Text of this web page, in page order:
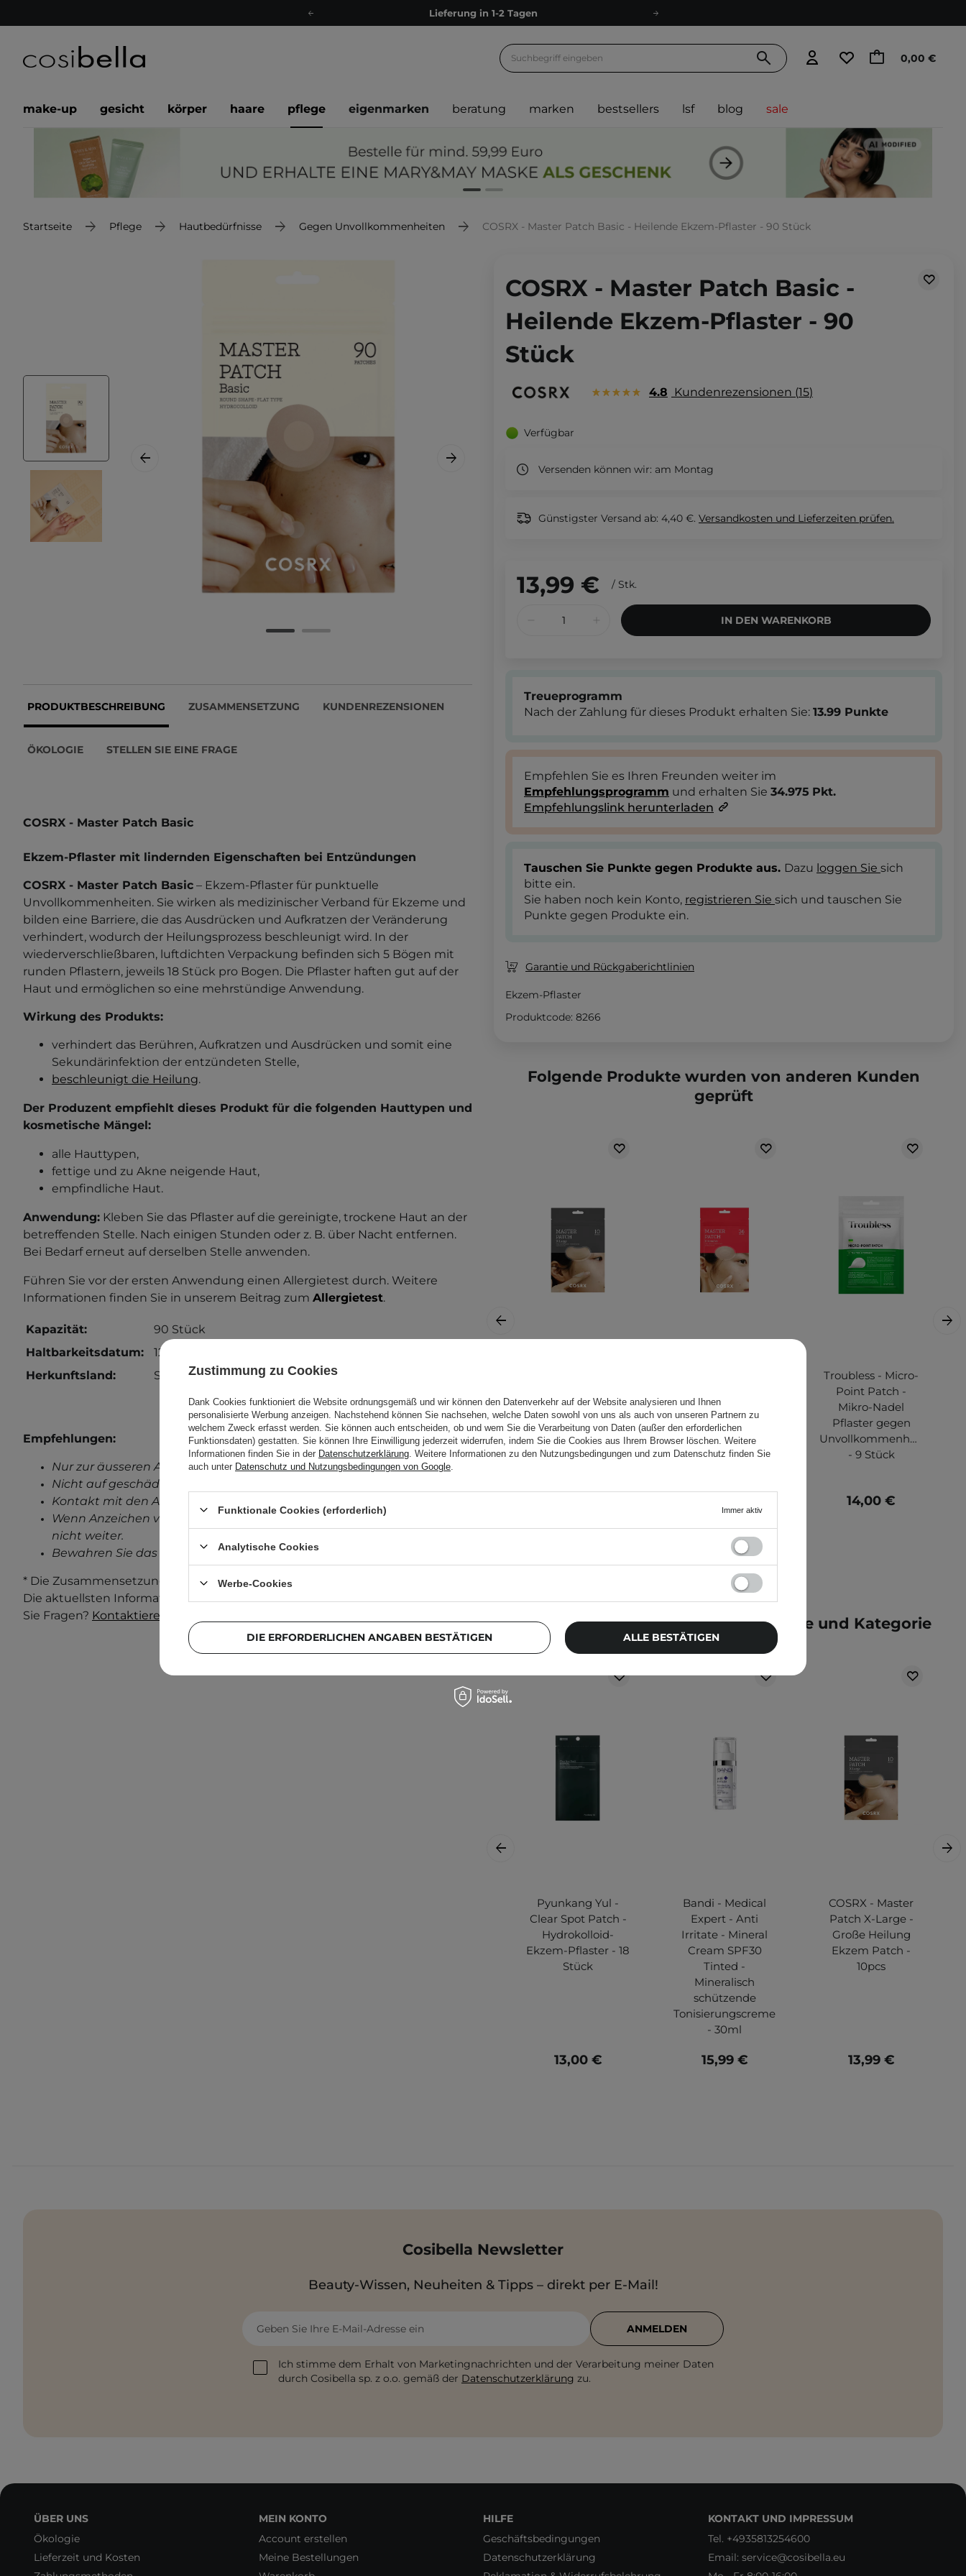
Lieferung in 1-2 Tagen
Kostenloser Versand ab 60 €
Versand nach Deutschland und Österreich
Lieferung in 1-2 Tagen
Empfehle uns weiter und sammle noch mehr Punkte
Kostenloser Versand ab 60 €
0,00 €
make-up gesicht körper haare pflege eigenmarken beratung marken bestsellers lsf blog sale
Startseite Pflege Hautbedürfnisse Gegen Unvollkommenheiten COSRX - Master Patch Basic - Heilende Ekzem-Pflaster - 90 Stück
PRODUKTBESCHREIBUNG ZUSAMMENSETZUNG KUNDENREZENSIONEN
ÖKOLOGIE STELLEN SIE EINE FRAGE
COSRX - Master Patch Basic
Ekzem-Pflaster mit lindernden Eigenschaften bei Entzündungen
COSRX - Master Patch Basic – Ekzem-Pflaster für punktuelle
Unvollkommenheiten. Sie wirken als medizinischer Verband für Ekzeme und
bilden eine Barriere, die das Ausdrücken und Aufkratzen der Veränderung
verhindert, wodurch der Heilungsprozess beschleunigt wird. In der
wiederverschließbaren, luftdichten Verpackung befinden sich 5 Bögen mit
runden Pflastern, jeweils 18 Stück pro Bogen. Die Pflaster haften gut auf der
Haut und ermöglichen so eine mehrstündige Anwendung.
Wirkung des Produkts:
verhindert das Berühren, Aufkratzen und Ausdrücken und somit eine
Sekundärinfektion der entzündeten Stelle,
beschleunigt die Heilung.
Der Produzent empfiehlt dieses Produkt für die folgenden Hauttypen und
kosmetische Mängel:
alle Hauttypen,
fettige und zu Akne neigende Haut,
empfindliche Haut.
Anwendung: Kleben Sie das Pflaster auf die gereinigte, trockene Haut an der
betreffenden Stelle. Nach einigen Stunden oder z. B. über Nacht entfernen.
Bei Bedarf erneut auf derselben Stelle anwenden.
Führen Sie vor der ersten Anwendung einen Allergietest durch. Weitere
Informationen finden Sie in unserem Beitrag zum Allergietest.
Kapazität:
90 Stück
Haltbarkeitsdatum:
12 Monate von der Öffnung.
Herkunftsland:
Südkorea.
Empfehlungen:
Nur zur äusseren Anwendung.
Nicht auf geschädigter Haut anwenden.
Kontakt mit den Augen vermeiden.
Wenn Anzeichen von Reizungen auftreten, verwenden Sie das Produkt
nicht weiter.
Bewahren Sie das außerhalb der Reichweite von Kindern auf.
* Die Zusammensetzung und Verpackung des Produkts können sich ändern.
Die aktuellsten Informationen finden Sie immer auf der Verpackung. Haben
Sie Fragen? Kontaktieren Sie uns.
COSRX - Master Patch Basic -
Heilende Ekzem-Pflaster - 90
Stück
4.8 Kundenrezensionen 15
Verfügbar
Versenden können wir: am Montag
Günstigster Versand ab: 4,40 €. Versandkosten und Lieferzeiten prüfen.
13,99 € / Stk.
IN DEN WARENKORB
Treueprogramm
Nach der Zahlung für dieses Produkt erhalten Sie: 13.99 Punkte
Empfehlen Sie es Ihren Freunden weiter im
Empfehlungsprogramm und erhalten Sie 34.975 Pkt.
Empfehlungslink herunterladen
Tauschen Sie Punkte gegen Produkte aus. Dazu loggen Sie sich
bitte ein.
Sie haben noch kein Konto, registrieren Sie sich und tauschen Sie
Punkte gegen Produkte ein.
Garantie und Rückgaberichtlinien
Ekzem-Pflaster
Produktcode: 8266
Folgende Produkte wurden von anderen Kunden
geprüft
Große Heilung
Ekzem Patch -
10pcs
Heilende Ekzem-
Pflaster - 36pcs
Troubless - Micro-
Point Patch -
Mikro-Nadel
Pflaster gegen
Unvollkommenheiten
- 9 Stück
14,00 €
Weitere Produkte der gleichen Marke und Kategorie
Pyunkang Yul -
Clear Spot Patch -
Hydrokolloid-
Ekzem-Pflaster - 18
Stück
13,00 €
Bandi - Medical
Expert - Anti
Irritate - Mineral
Cream SPF30
Tinted -
Mineralisch
schützende
Tonisierungscreme
- 30ml
15,99 €
COSRX - Master
Patch X-Large -
Große Heilung
Ekzem Patch -
10pcs
13,99 €
Cosibella Newsletter
Beauty-Wissen, Neuheiten & Tipps – direkt per E-Mail!
Geben Sie Ihre E-Mail-Adresse ein
Ich stimme dem Erhalt von Marketingnachrichten und der Verarbeitung meiner Daten
durch Cosibella sp. z o.o. gemäß der Datenschutzerklärung zu.
ANMELDEN
ÜBER UNS
Ökologie
Lieferzeit und Kosten
MEIN KONTO
Account erstellen
Meine Bestellungen
HILFE
Geschäftsbedingungen
Datenschutzerklärung
KONTAKT UND IMPRESSUM
Tel. +4935813254600
Email: service@cosibella.eu
Zustimmung zu Cookies
Dank Cookies funktioniert die Website ordnungsgemäß und wir können den Datenverkehr auf der Website analysieren und Ihnen
personalisierte Werbung anzeigen. Nachstehend können Sie nachsehen, welche Daten sowohl von uns als auch von unseren Partnern zu
welchem Zweck erfasst werden. Sie können auch entscheiden, ob und wem Sie die Verarbeitung von Daten (außer den erforderlichen
Funktionsdaten) gestatten. Sie können Ihre Einwilligung jederzeit widerrufen, indem Sie die Cookies aus Ihrem Browser löschen. Weitere
Informationen finden Sie in der Datenschutzerklärung . Weitere Informationen zu den Nutzungsbedingungen und zum Datenschutz finden Sie
auch unter Datenschutz und Nutzungsbedingungen von Google
Funktionale Cookies (erforderlich) Immer aktiv
Analytische Cookies
Werbe-Cookies
DIE ERFORDERLICHEN ANGABEN BESTÄTIGEN ALLE BESTÄTIGEN